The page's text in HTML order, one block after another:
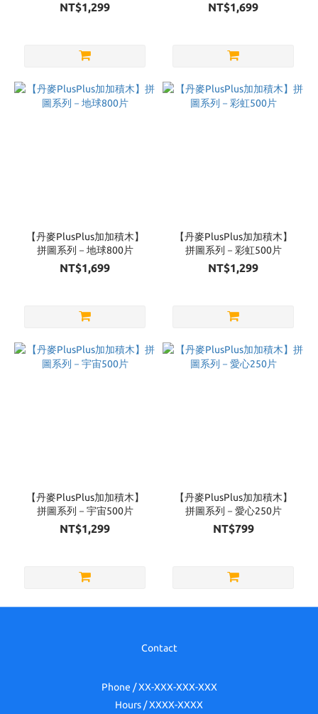
NT$1,299 NT$1,699
【丹麥PlusPlus加加積木】
拼圖系列－地球800片
NT$1,699
【丹麥PlusPlus加加積木】
拼圖系列－彩虹500片
NT$1,299
【丹麥PlusPlus加加積木】
拼圖系列－宇宙500片
NT$1,299
【丹麥PlusPlus加加積木】
拼圖系列－愛心250片
NT$799
Contact
Phone / XX-XXX-XXX-XXX
Hours / XXXX-XXXX